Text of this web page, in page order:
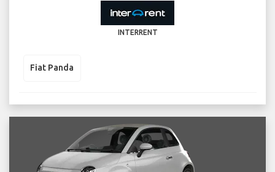
INTERRENT
Fiat Panda